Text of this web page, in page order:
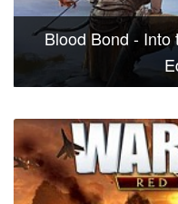
Blood Bond - Into